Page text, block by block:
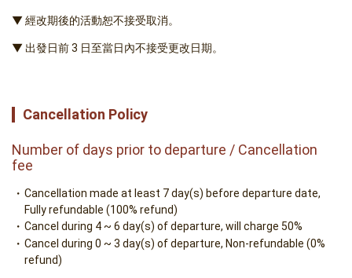
▼ 經改期後的活動恕不接受取消。
▼ 出發日前 3 日至當日內不接受更改日期。
Cancellation Policy
Number of days prior to departure / Cancellation
fee
Cancellation made at least 7 day(s) before departure date,
Fully refundable (100% refund)
Cancel during 4 ~ 6 day(s) of departure, will charge 50%
Cancel during 0 ~ 3 day(s) of departure, Non-refundable (0%
refund)